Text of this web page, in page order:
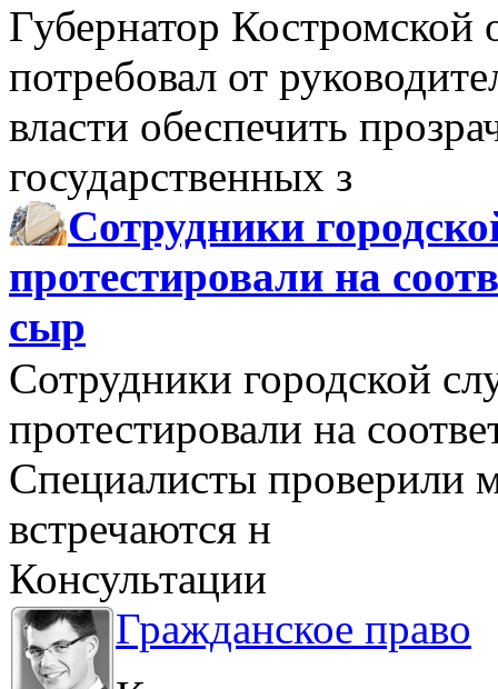
Губернатор Костромской
потребовал от
власти обеспечить
государственных з
Сотрудники
протестировали на
сыр
Сотрудники городской
протестировали на
Специалисты проверили
встречаются н
Консультации
Гражданское право